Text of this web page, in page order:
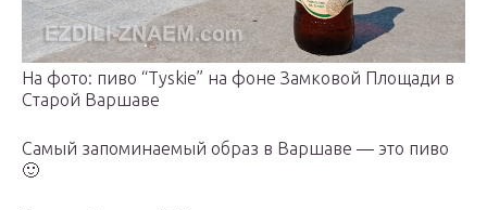
На фото: пиво “Tyskie” на фоне Замковой Площади в
Старой Варшаве
Самый запоминаемый образ в Варшаве — это пиво
🙂